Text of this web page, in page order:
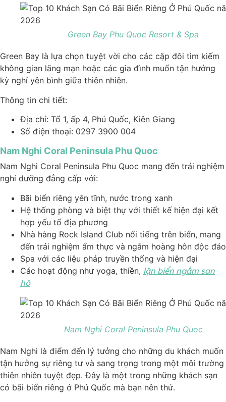
Green Bay Phu Quoc Resort & Spa
Green Bay là lựa chọn tuyệt vời cho các cặp đôi tìm kiếm
không gian lãng mạn hoặc các gia đình muốn tận hưởng
kỳ nghỉ yên bình giữa thiên nhiên.
Thông tin chi tiết:
Địa chỉ: Tổ 1, ấp 4, Phú Quốc, Kiên Giang
Số điện thoại: 0297 3900 004
Nam Nghi Coral Peninsula Phu Quoc
Nam Nghi Coral Peninsula Phu Quoc mang đến trải nghiệm
nghỉ dưỡng đẳng cấp với:
Bãi biển riêng yên tĩnh, nước trong xanh
Hệ thống phòng và biệt thự với thiết kế hiện đại kết
hợp yếu tố địa phương
Nhà hàng Rock Island Club nổi tiếng trên biển, mang
đến trải nghiệm ẩm thực và ngắm hoàng hôn độc đáo
Spa với các liệu pháp truyền thống và hiện đại
Các hoạt động như yoga, thiền, lặn biển ngắm san
hô
Nam Nghi Coral Peninsula Phu Quoc
Nam Nghi là điểm đến lý tưởng cho những du khách muốn
tận hưởng sự riêng tư và sang trọng trong một môi trường
thiên nhiên tuyệt đẹp. Đây là một trong những khách sạn
có bãi biển riêng ở Phú Quốc mà bạn nên thử.